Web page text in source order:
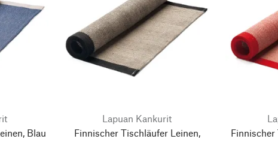
Blau
Lapuan Kankurit
Finnischer Tischläufer Leinen,
Finnischer